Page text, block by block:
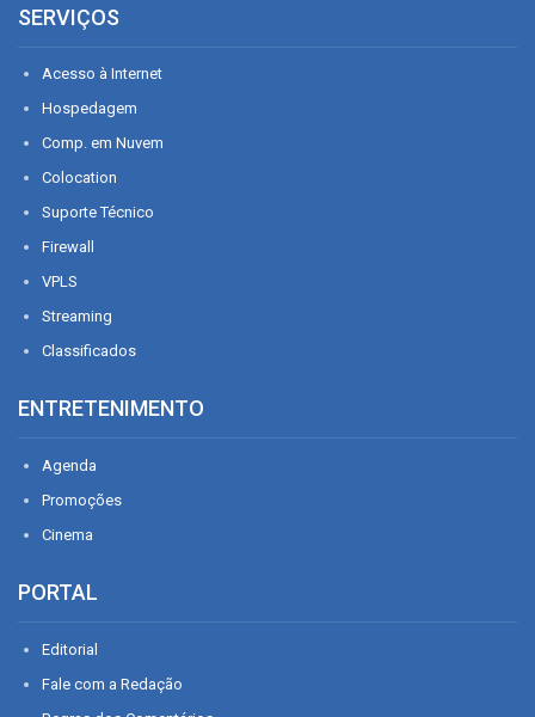
SERVIÇOS
Acesso à Internet
Hospedagem
Comp. em Nuvem
Colocation
Suporte Técnico
Firewall
VPLS
Streaming
Classificados
ENTRETENIMENTO
Agenda
Promoções
Cinema
PORTAL
Editorial
Fale com a Redação